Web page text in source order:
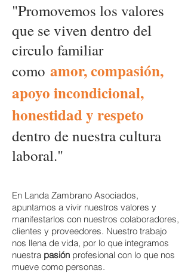
"Promovemos los valores
que se viven dentro del
circulo familiar
como amor, compasión,
apoyo incondicional,
honestidad y respeto
dentro de nuestra cultura
laboral."
En Landa Zambrano Asociados,
apuntamos a vivir nuestros valores y
manifestarlos con nuestros colaboradores,
clientes y proveedores. Nuestro trabajo
nos llena de vida, por lo que integramos
nuestra pasión profesional con lo que nos
mueve como personas.